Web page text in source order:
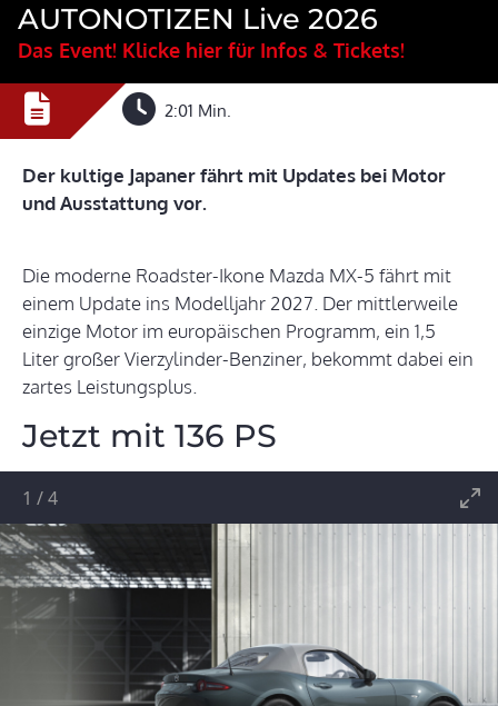
AUTONOTIZEN Live 2026
Das Event! Klicke hier für Infos & Tickets!
2:01 Min.
Der kultige Japaner fährt mit Updates bei Motor
und Ausstattung vor.
Die moderne Roadster-Ikone Mazda MX-5 fährt mit
einem Update ins Modelljahr 2027. Der mittlerweile
einzige Motor im europäischen Programm, ein 1,5
Liter großer Vierzylinder-Benziner, bekommt dabei ein
zartes Leistungsplus.
Jetzt mit 136 PS
1 /4